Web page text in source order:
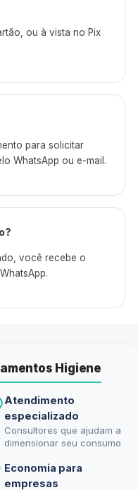
ou à vista no Pix
para solicitar
WhatsApp ou e-mail.
você recebe o
Higiene
Atendimento
especializado
Consultores que ajudam a
dimensionar seu consumo
Economia para
empresas